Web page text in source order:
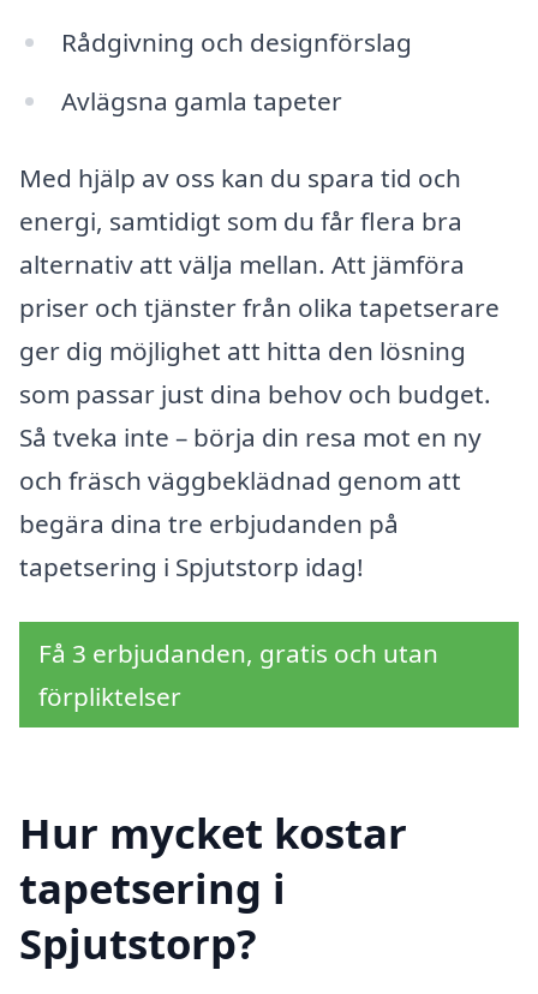
Rådgivning och designförslag
Avlägsna gamla tapeter
Med hjälp av oss kan du spara tid och
energi, samtidigt som du får flera bra
alternativ att välja mellan. Att jämföra
priser och tjänster från olika tapetserare
ger dig möjlighet att hitta den lösning
som passar just dina behov och budget.
Så tveka inte – börja din resa mot en ny
och fräsch väggbeklädnad genom att
begära dina tre erbjudanden på
tapetsering i Spjutstorp idag!
Få 3 erbjudanden, gratis och utan
förpliktelser
Hur mycket kostar
tapetsering i
Spjutstorp?